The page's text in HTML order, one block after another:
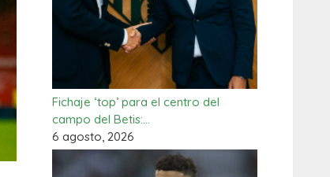
Fichaje ‘top’ para el centro del
campo del Betis:…
6 agosto, 2026